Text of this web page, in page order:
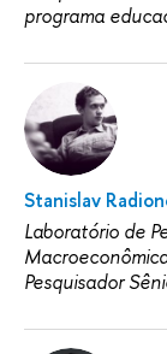
programa
Stanislav
Laboratório de
Pesquisador